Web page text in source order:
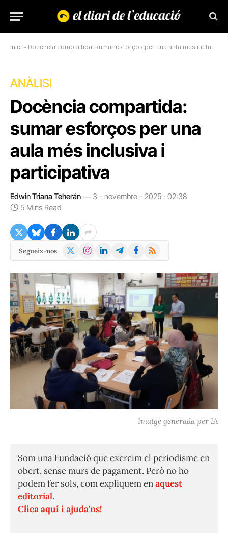
Inici » Docència compartida: sumar esforços per una aula més inclusiva i participativa
ANÀLISI
Docència compartida:
sumar esforços per una
aula més inclusiva i
participativa
Edwin Triana Teherán
3 - novembre - 2025 · 02:38
5 Mins Read
Segueix-nos
X
Instagram
LinkedInTelegramFacebook
RSS
Imatge generada per IA
Som una Fundació que exercim el periodisme en
obert, sense murs de pagament. Però no ho
podem fer sols, com expliquem enaquest
editorial.
Clica aquí i ajuda'ns!